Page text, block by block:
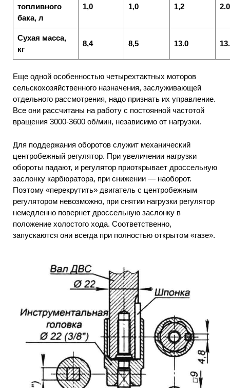
топливного
бака, л
1,0 1,0 1,2 2.0
Сухая масса,
кг
8,4 8,5 13.0
Еще одной особенностью четырехтактных моторов
сельскохозяйственного назначения, заслуживающей
отдельного рассмотрения, надо признать их управление.
Все они рассчитаны на работу с постоянной частотой
вращения 3000-3600 об/мин, независимо от нагрузки.
Для поддержания оборотов служит механический
центробежный регулятор. При увеличении нагрузки
обороты падают, и регулятор приоткрывает дроссельную
заслонку карбюратора, при снижении — наоборот.
Поэтому «перекрутить» двигатель с центробежным
регулятором невозможно, при снятии нагрузки регулятор
немедленно повернет дроссельную заслонку в
положение холостого хода. Соответственно,
запускаются они всегда при полностью открытом «газе».